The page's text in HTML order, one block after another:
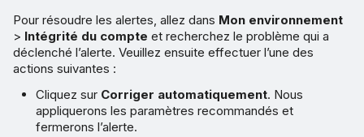
Pour résoudre les alertes, allez dans Mon environnement
> Intégrité du compte et recherchez le problème qui a
déclenché l’alerte. Veuillez ensuite effectuer l’une des
actions suivantes :
Cliquez sur Corriger automatiquement. Nous
appliquerons les paramètres recommandés et
fermerons l’alerte.